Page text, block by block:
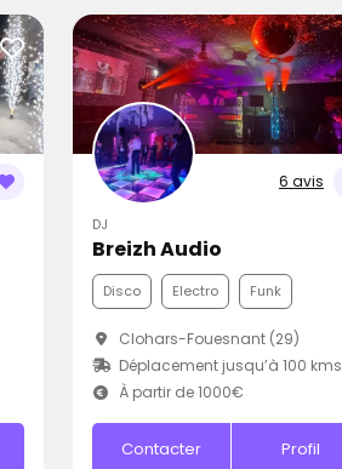
6 avis
DJ
Breizh Audio
Disco Electro Funk
Clohars-Fouesnant (29)
Déplacement jusqu’à 100 kms
À partir de 1000€
Contacter Profil